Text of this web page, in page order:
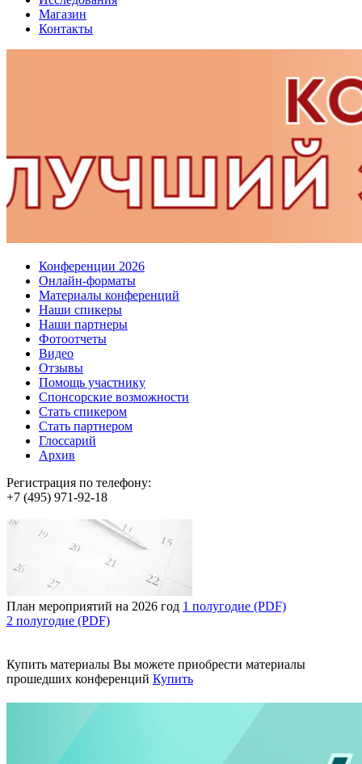
Магазин
Контакты
Конференции 2026
Онлайн-форматы
Материалы конференций
Наши спикеры
Наши партнеры
Фотоотчеты
Видео
Отзывы
Помощь участнику
Спонсорские возможности
Стать спикером
Стать партнером
Глоссарий
Архив
Регистрация по телефону:
+7 (495) 971-92-18
План мероприятий на 2026 год 1 полугодие (PDF)
2 полугодие (PDF)
Купить материалы Вы можете приобрести материалы
прошедших конференций Купить